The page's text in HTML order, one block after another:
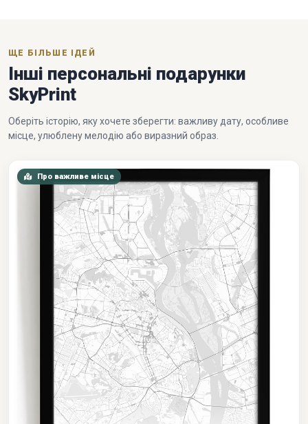
ЩЕ БІЛЬШЕ ІДЕЙ
Інші персональні подарунки
SkyPrint
Оберіть історію, яку хочете зберегти: важливу дату, особливе
місце, улюблену мелодію або виразний образ.
Про важливе місце